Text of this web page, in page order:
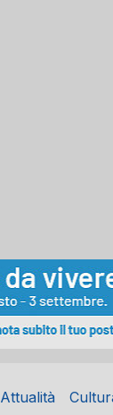
Attualità